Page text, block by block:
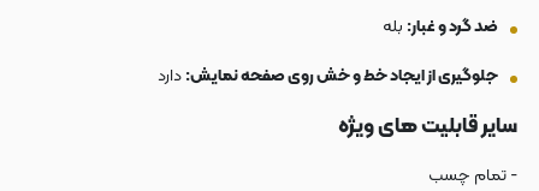
ضد گرد و غبار: بله
جلوگیری از ایجاد خط و خش روی صفحه نمایش:دارد
سایر قابلیت های ویژه
- تمام چسب